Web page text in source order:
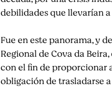
debilidades que llevarían
Fue en este panorama, y
Regional de Cova da
con el fin de proporcionar
obligación de trasladarse